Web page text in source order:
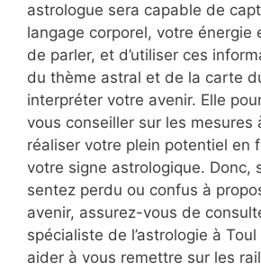
astrologue sera capable de
langage corporel, votre énergie
de parler, et d’utiliser ces
du thème astral et de la carte
interpréter votre avenir. Elle
vous conseiller sur les mesures
réaliser votre plein potentiel en
votre signe astrologique. Donc,
sentez perdu ou confus à
avenir, assurez-vous de
spécialiste de l’astrologie à
aider à vous remettre sur les